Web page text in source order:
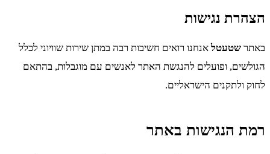
הצהרת נגישות
באתר שטעטלאנחנו רואים חשיבות רבה במתן שירות שוויוני לכלל
הגולשים, ופועלים להנגשת האתר לאנשים עם מוגבלות, בהתאם
לחוק ולתקנים הישראליים.
רמת הנגישות באתר